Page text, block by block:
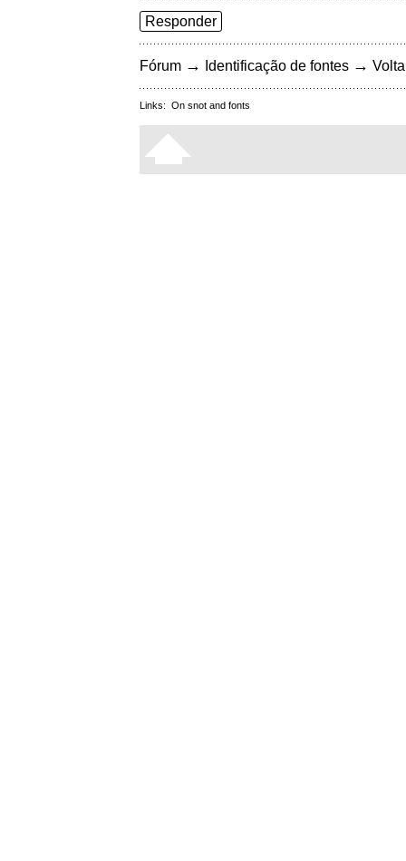
Responder
Fórum → Identificação de fontes →
Links: On snot and fonts